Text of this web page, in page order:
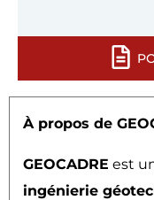
À propos de
GEOCADRE est
ingénierie